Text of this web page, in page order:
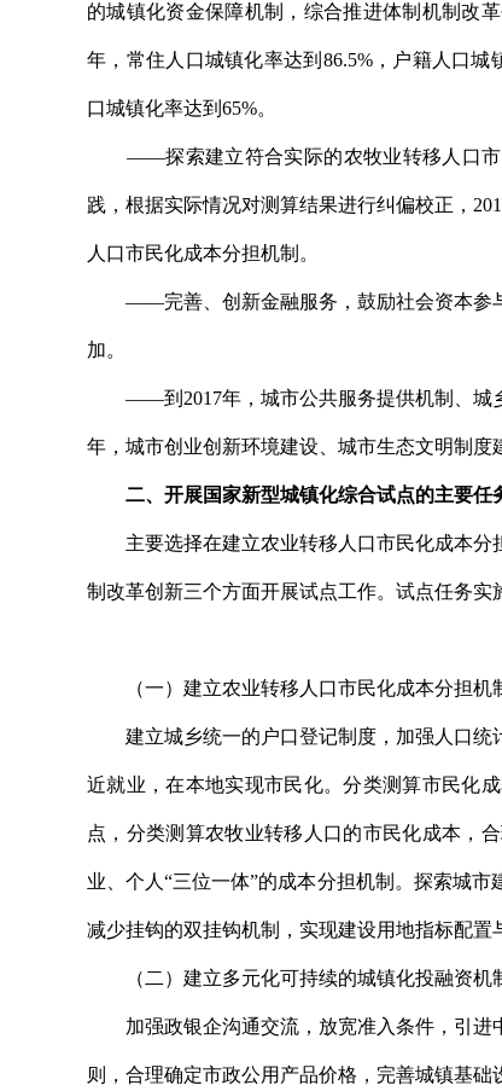
的城镇化资金保障机制，综合推进体制机制改
年，常住人口城镇化率达到86.5%，户籍人口城
口城镇化率达到65%。
——探索建立符合实际的农牧业转移人口市
践，根据实际情况对测算结果进行纠偏校正，
人口市民化成本分担机制。
——完善、创新金融服务，鼓励社会资本参与
加。
——到2017年，城市公共服务提供机制、城乡
年，城市创业创新环境建设、城市生态文明制度
二、开展国家新型城镇化综合试点的主要任
主要选择在建立农业转移人口市民化成本分
制改革创新三个方面开展试点工作。试点任务实
（一）建立农业转移人口市民化成本分担机
建立城乡统一的户口登记制度，加强人口统
近就业，在本地实现市民化。分类测算市民化
点，分类测算农牧业转移人口的市民化成本，
业、个人“三位一体”的成本分担机制。探索城
减少挂钩的双挂钩机制，实现建设用地指标配置
（二）建立多元化可持续的城镇化投融资机
加强政银企沟通交流，放宽准入条件，引进
则，合理确定市政公用产品价格，完善城镇基